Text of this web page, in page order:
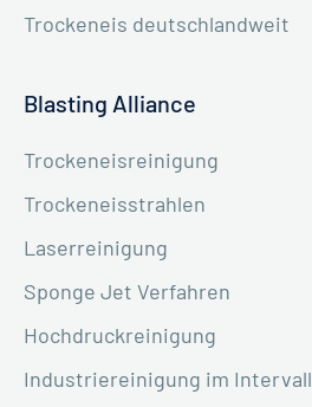
Trockeneis deutschlandweit
Blasting Alliance
Trockeneisreinigung
Trockeneisstrahlen
Laserreinigung
Sponge Jet Verfahren
Hochdruckreinigung
Industriereinigung im Intervall